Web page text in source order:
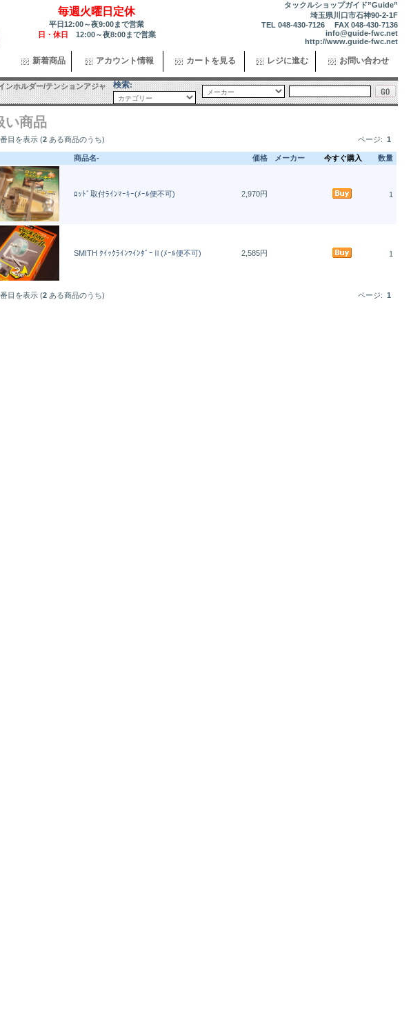
毎週火曜日定休
平日12:00～夜9:00まで営業
日・休日 12:00～夜8:00まで営業
タックルショップガイド”Guide”
埼玉県川口市石神90-2-1F
TEL 048-430-7126 FAX 048-430-7136
info@guide-fwc.net
http://www.guide-fwc.net
新着商品 アカウント情報 カートを見る レジに進む お問い合わせ
ンホルダー/テンションアジャ
検索:
い商品
番目を表示 (2 ある商品のうち) ページ: 1
商品名- 価格 メーカー 今すぐ購入 数量
ﾛｯﾄﾞ取付ﾗｲﾝﾏｰｷｰ(ﾒｰﾙ便不可) 2,970円 1
SMITH ｸｲｯｸﾗｲﾝﾜｲﾝﾀﾞｰⅡ(ﾒｰﾙ便不可) 2,585円 1
番目を表示 (2 ある商品のうち) ページ: 1